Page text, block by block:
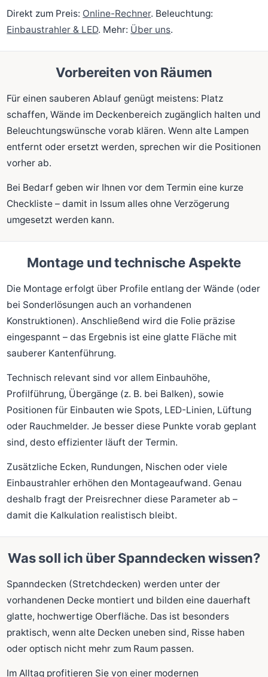
Direkt zum Preis: Online-Rechner. Beleuchtung:
Einbaustrahler & LED. Mehr: Über uns.
Vorbereiten von Räumen
Für einen sauberen Ablauf genügt meistens: Platz
schaffen, Wände im Deckenbereich zugänglich halten und
Beleuchtungswünsche vorab klären. Wenn alte Lampen
entfernt oder ersetzt werden, sprechen wir die Positionen
vorher ab.
Bei Bedarf geben wir Ihnen vor dem Termin eine kurze
Checkliste – damit in Issum alles ohne Verzögerung
umgesetzt werden kann.
Montage und technische Aspekte
Die Montage erfolgt über Profile entlang der Wände (oder
bei Sonderlösungen auch an vorhandenen
Konstruktionen). Anschließend wird die Folie präzise
eingespannt – das Ergebnis ist eine glatte Fläche mit
sauberer Kantenführung.
Technisch relevant sind vor allem Einbauhöhe,
Profilführung, Übergänge (z. B. bei Balken), sowie
Positionen für Einbauten wie Spots, LED-Linien, Lüftung
oder Rauchmelder. Je besser diese Punkte vorab geplant
sind, desto effizienter läuft der Termin.
Zusätzliche Ecken, Rundungen, Nischen oder viele
Einbaustrahler erhöhen den Montageaufwand. Genau
deshalb fragt der Preisrechner diese Parameter ab –
damit die Kalkulation realistisch bleibt.
Was soll ich über Spanndecken wissen?
Spanndecken (Stretchdecken) werden unter der
vorhandenen Decke montiert und bilden eine dauerhaft
glatte, hochwertige Oberfläche. Das ist besonders
praktisch, wenn alte Decken uneben sind, Risse haben
oder optisch nicht mehr zum Raum passen.
Im Alltag profitieren Sie von einer modernen